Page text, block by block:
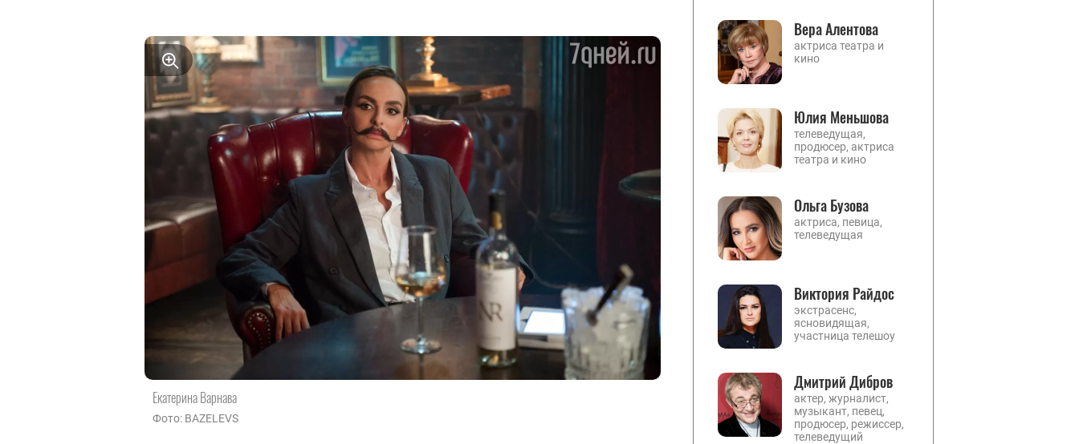
Екатерина Варнава
Фото: BAZELEVS
Вера Алентова
актриса театра и
кино
Юлия Меньшова
телеведущая,
продюсер, актриса
театра и кино
Ольга Бузова
актриса, певица,
телеведущая
Виктория Райдос
экстрасенс,
ясновидящая,
участница телешоу
Дмитрий Дибров
актер, журналист,
музыкант, певец,
продюсер, режиссер,
телеведущий